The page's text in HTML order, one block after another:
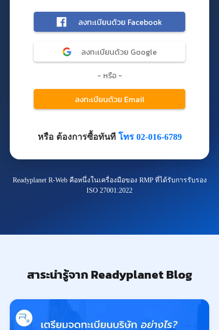
หรือ ต้องการซื้อทันที โทร 02-016-6789
Readyplanet R-Web คือหนึ่งในเครื่องมือของ RMP ที่ได้รับการรับรอง
ISO 27001:2022
สาระน่ารู้จาก Readyplanet Blog